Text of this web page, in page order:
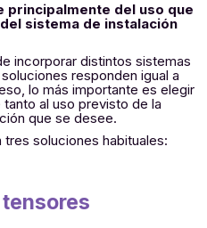
principalmente del uso que
sistema de instalación
incorporar distintos sistemas
responden igual a
lo más importante es elegir
al uso previsto de la
que se desee.
soluciones habituales: